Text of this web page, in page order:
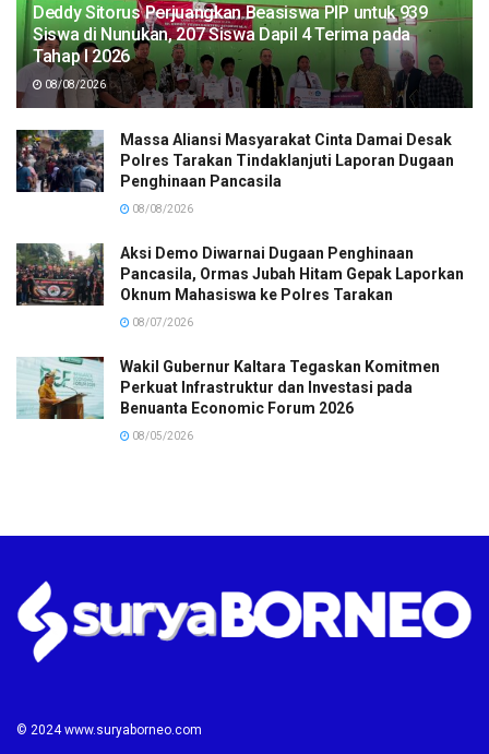
Deddy Sitorus Perjuangkan Beasiswa PIP untuk 939
Siswa di Nunukan, 207 Siswa Dapil 4 Terima pada
Tahap I 2026
08/08/2026
Massa Aliansi Masyarakat Cinta Damai Desak
Polres Tarakan Tindaklanjuti Laporan Dugaan
Penghinaan Pancasila
08/08/2026
Aksi Demo Diwarnai Dugaan Penghinaan
Pancasila, Ormas Jubah Hitam Gepak Laporkan
Oknum Mahasiswa ke Polres Tarakan
08/07/2026
Wakil Gubernur Kaltara Tegaskan Komitmen
Perkuat Infrastruktur dan Investasi pada
Benuanta Economic Forum 2026
08/05/2026
© 2024 www.suryaborneo.com